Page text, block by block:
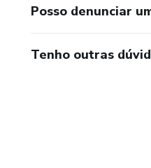
Posso denunciar
Tenho outras